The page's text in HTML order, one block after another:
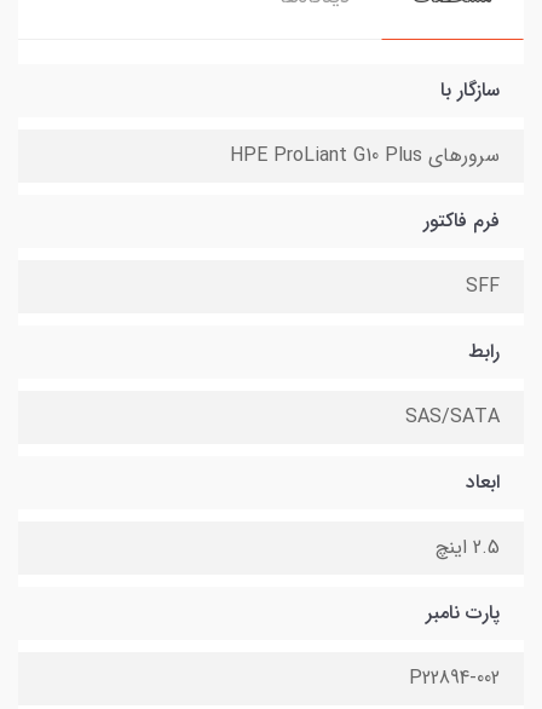
سازگار با
سرورهای HPE ProLiant G10 Plus
فرم فاکتور
SFF
رابط
SAS/SATA
ابعاد
2.5 اینچ
پارت نامبر
P22894-002